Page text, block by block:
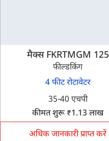
मैक्स FKRTMGM 125
फील्डकिंग
4 फीट रोटावेटर
35-40 एचपी
कीमत शुरू ₹1.13 लाख
अधिक जानकारी प्राप्त करें